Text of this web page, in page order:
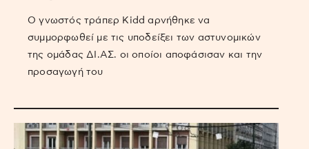
Ο γνωστός τράπερ Kidd αρνήθηκε να
συμμορφωθεί με τις υποδείξει των αστυνομικών
της ομάδας ΔΙ.ΑΣ. οι οποίοι αποφάσισαν και την
προσαγωγή του